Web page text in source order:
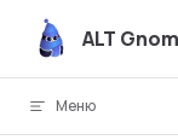
Skip to content
ALT
Меню